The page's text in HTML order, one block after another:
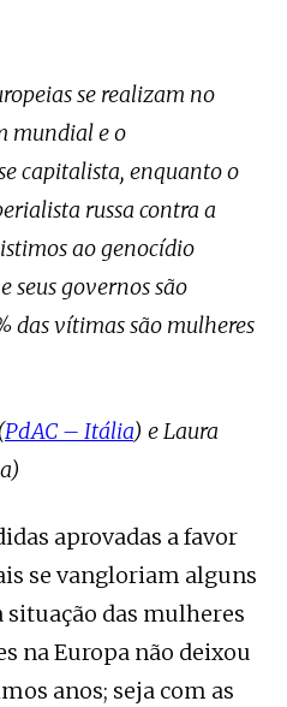
se realizam no
mundial e o
capitalista, enquanto o
russa contra a
ao genocídio
seus governos são
das vítimas são mulheres
PdAC – Itália) e Laura
aprovadas a favor
se vangloriam alguns
situação das mulheres
na Europa não deixou
anos; seja com as